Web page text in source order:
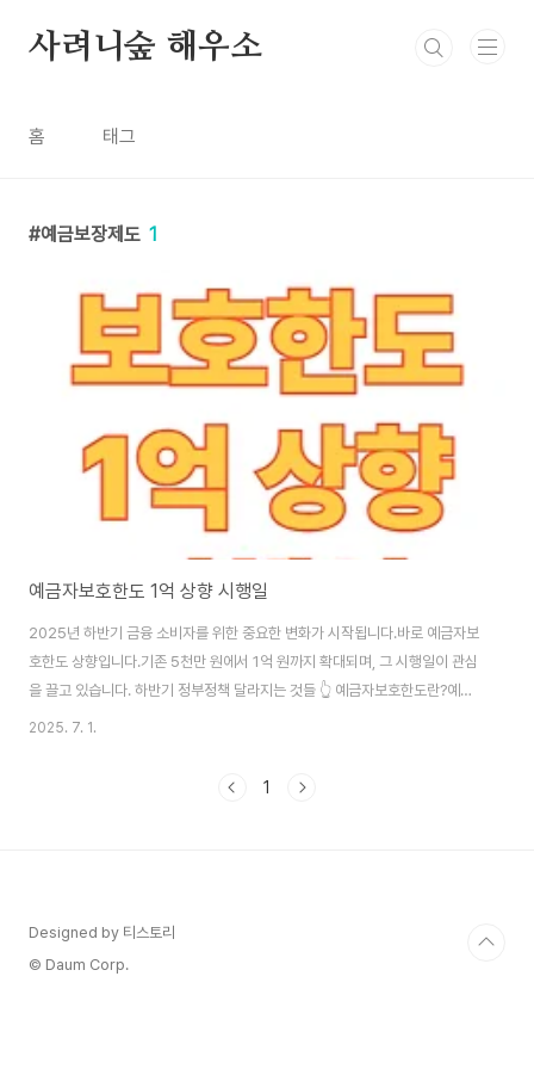
사려니숲 해우소
홈 태그
예금보장제도 1
예금자보호한도 1억 상향 시행일
2025년 하반기 금융 소비자를 위한 중요한 변화가 시작됩니다.바로 예금자보
호한도 상향입니다.기존 5천만 원에서 1억 원까지 확대되며, 그 시행일이 관심
을 끌고 있습니다. 하반기 정부정책 달라지는 것들 👆 예금자보호한도란?예금
자보호한도는 금융기관이 파산했을 경우,예금보험공사가 예금자에게 돌려주
보장 범위: 1인당 1금융기관 기준 원금+이자 포함기존 보장 금액: 5천만 원 한
2025. 7. 1.
1
Designed by 티스토리
© Daum Corp.